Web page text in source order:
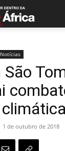
Notícias
1 de outubro de 2018